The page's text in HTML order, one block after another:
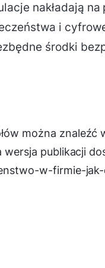
nakładają
i
środki
można
wersja publikacji
w-firmie-